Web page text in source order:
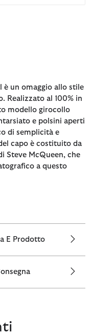
è un omaggio allo stile
Realizzato al 100% in
modello girocollo
e polsini aperti
di semplicità e
capo è costituito da
Steve McQueen, che
a questo
E Prodotto